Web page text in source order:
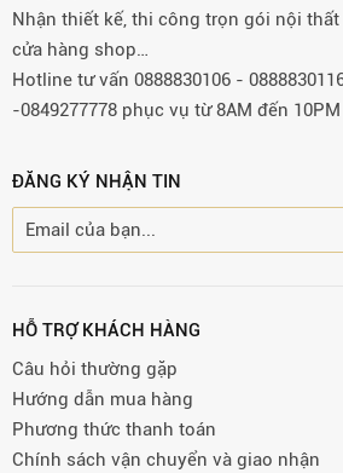
Nhận thiết kế, thi công trọn gói nội
cửa hàng shop…
Hotline tư vấn 0888830106 -
-0849277778 phục vụ từ 8AM đến
ĐĂNG KÝ NHẬN TIN
HỖ TRỢ KHÁCH HÀNG
Câu hỏi thường gặp
Hướng dẫn mua hàng
Phương thức thanh toán
Chính sách vận chuyển và giao nhận